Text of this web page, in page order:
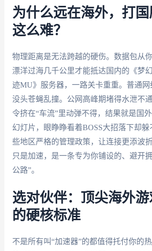
为什么远在海外，打
这么难？
物理距离是无法跨越的硬伤。数据包从
漂洋过海几千公里才能抵达国内的《梦
迹MU》服务器，一路关卡重重。普通
没头苍蝇乱撞。公网高峰期堵得水泄不
令挤在“车流”里动弹不得，结果就是国
幻灯片，眼睁睁看着BOSS大招落下却
些地区严格的管理政策，让连接更添波
只是加速，是一条专为你铺设的、避开
公路”。
选对伙伴：顶尖海外
的硬核标准
不是所有叫“加速器”的都值得托付你的